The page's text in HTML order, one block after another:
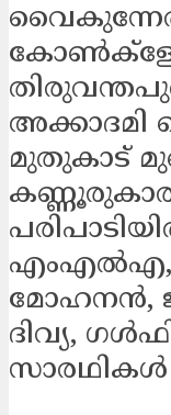
അക്കാദമി
മുതുകാട്
എംഎല്‍എ,
മോഹനന്‍,
ദിവ്യ,
സാരഥികള്‍